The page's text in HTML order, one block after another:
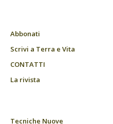
Abbonati
Scrivi a Terra e Vita
CONTATTI
La rivista
Tecniche Nuove